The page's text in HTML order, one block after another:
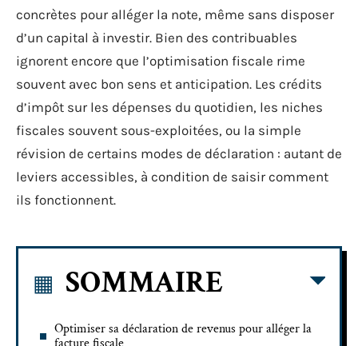
concrètes pour alléger la note, même sans disposer
d’un capital à investir. Bien des contribuables
ignorent encore que l’optimisation fiscale rime
souvent avec bon sens et anticipation. Les crédits
d’impôt sur les dépenses du quotidien, les niches
fiscales souvent sous-exploitées, ou la simple
révision de certains modes de déclaration : autant de
leviers accessibles, à condition de saisir comment
ils fonctionnent.
SOMMAIRE
Optimiser sa déclaration de revenus pour alléger la